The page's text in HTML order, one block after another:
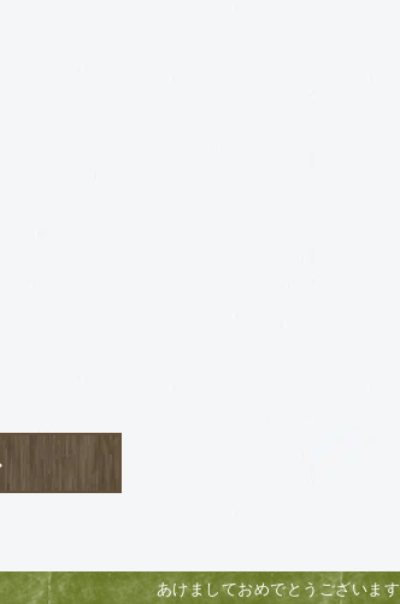
あけましておめでとうございます